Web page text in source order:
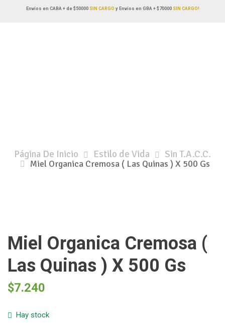
Envíos en CABA + de $50000SIN CARGO y Envíos en GBA + $70000 SIN CARGO!
Página De Inicio Estilo de Vida Sin T.A.C.C.
Miel Organica Cremosa ( Las Quinas ) X 500 Gs
Miel Organica Cremosa (
Las Quinas ) X 500 Gs
$7.240
Hay stock